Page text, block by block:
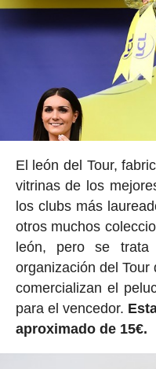
El león del Tour,
vitrinas de los
los clubs más
otros muchos
león, pero se
organización del
comercializan el
para el vencedor.
aproximado de 15€.